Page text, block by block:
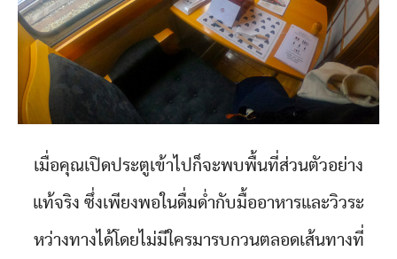
เมื่อคุณเปิดประตูเข้าไปก็จะพบพื้นที่ส่วนตัวอย่าง
แท้จริง ซึ่งเพียงพอในดื่มด่ำกับมื้ออาหารและวิวระ
หว่างทางได้โดยไม่มีใครมารบกวนตลอดเส้นทางที่